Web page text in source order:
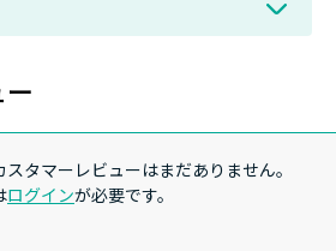
タマーレビューはまだありません。
ログインが必要です。